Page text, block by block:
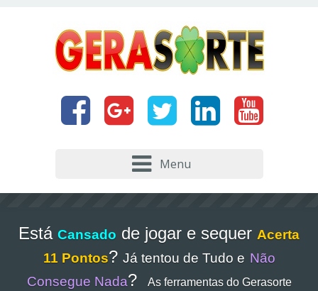
Menu
Está Cansado de jogar e sequer Acerta
11 Pontos? Já tentou de Tudo e Não
Consegue Nada?
As ferramentas do Gerasorte